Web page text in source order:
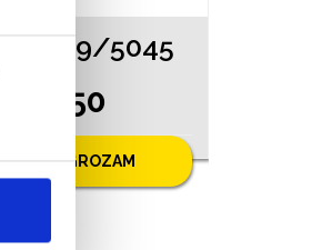
149/5045
€ 5.50
GROZAM